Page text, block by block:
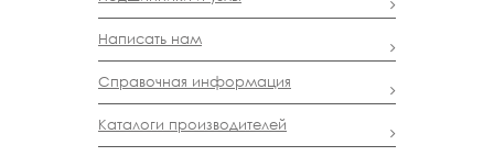
Написать нам
Справочная информация
Каталоги производителей